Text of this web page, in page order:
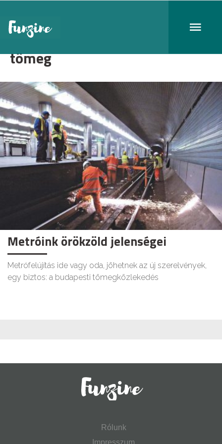
tömeg
Metróink örökzöld jelenségei
Metrófelújítás ide vagy oda, jöhetnek az új szerelvények,
egy biztos: a budapesti tömegközlekedés
Rólunk
Impresszum